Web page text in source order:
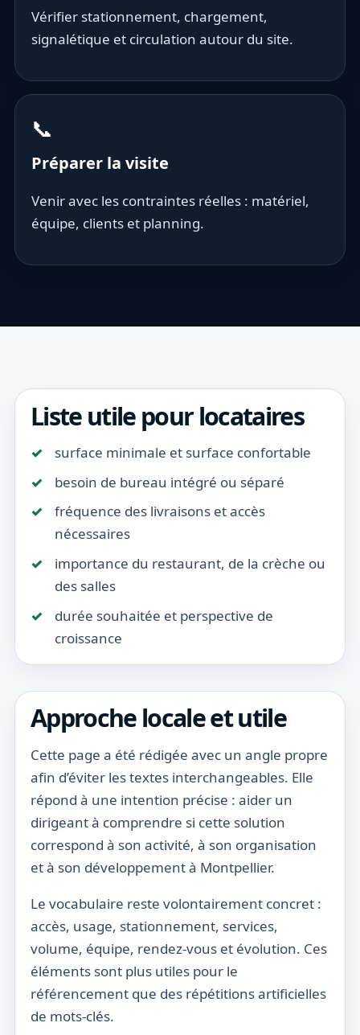
Vérifier stationnement, chargement,
signalétique et circulation autour du site.
📞
Préparer la visite
Venir avec les contraintes réelles : matériel,
équipe, clients et planning.
Liste utile pour locataires
surface minimale et surface confortable
besoin de bureau intégré ou séparé
fréquence des livraisons et accès
nécessaires
importance du restaurant, de la crèche ou
des salles
durée souhaitée et perspective de
croissance
Approche locale et utile
Cette page a été rédigée avec un angle propre
afin d’éviter les textes interchangeables. Elle
répond à une intention précise : aider un
dirigeant à comprendre si cette solution
correspond à son activité, à son organisation
et à son développement à Montpellier.
Le vocabulaire reste volontairement concret :
accès, usage, stationnement, services,
volume, équipe, rendez-vous et évolution. Ces
éléments sont plus utiles pour le
référencement que des répétitions artificielles
de mots-clés.